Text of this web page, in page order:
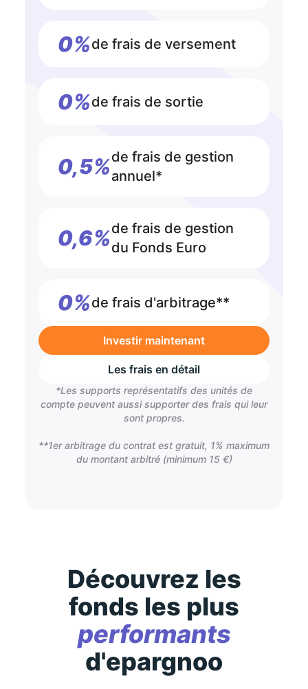
0%de frais de versement
0%de frais de sortie
0,5%de frais de gestion
annuel*
0,6%de frais de gestion
du Fonds Euro
0%de frais d'arbitrage**
Investir maintenant
Les frais en détail
*Les supports représentatifs des unités de
compte peuvent aussi supporter des frais qui leur
sont propres.
**1er arbitrage du contrat est gratuit, 1% maximum
du montant arbitré (minimum 15 €)
Découvrez les
fonds les plus
performants
d'epargnoo